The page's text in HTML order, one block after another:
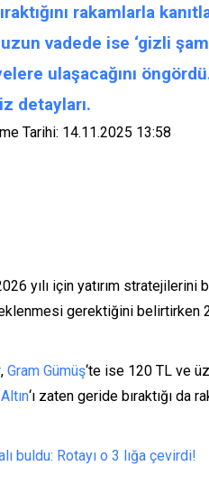
rakamlarla
vadede ise ‘gizli
ulaşacağını
detayları.
Tarihi: 14.11.2025 13:58
yılı için yatırım
gerektiğini belirtirken
, Gram Gümüş‘te ise 120 TL ve
Altın‘ı zaten geride bıraktığı da
buldu: Rotayı o 3 lığa çevirdi!